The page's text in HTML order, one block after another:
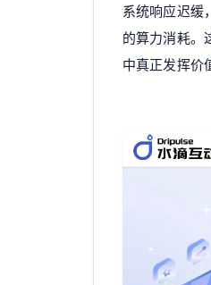
系统响应迟缓
的算力消耗。
中真正发挥价